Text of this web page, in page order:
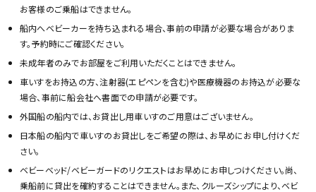
お客様のご乗船はできません。
船内へベビーカーを持ち込まれる場合、事前の申請が必要な場合がありま
す。予約時にご確認ください。
未成年者のみでお部屋をご利用いただくことはできません。
車いすをお持込の方、注射器(エピペンを含む)や医療機器のお持込が必要な
場合、事前に船会社へ書面での申請が必要です。
外国船の船内では、お貸出し用車いすのご用意はございません。
日本船の船内で車いすのお貸出しをご希望の際は、お早めにお申し付けくだ
さい。
ベビーベッド/ベビーガードのリクエストはお早めにお申しつけください。尚、
乗船前に貸出を確約することはできません。また、クルーズシップにより、ベビ